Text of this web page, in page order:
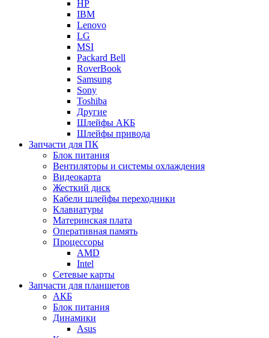
HP
IBM
Lenovo
LG
MSI
Packard Bell
RoverBook
Samsung
Sony
Toshiba
Другие
Шлейфы АКБ
Шлейфы привода
Запчасти для ПК
Блок питания
Вентиляторы и системы охлаждения
Видеокарта
Жесткий диск
Кабели шлейфы переходники
Клавиатуры
Материнская плата
Оперативная память
Процессоры
AMD
Intel
Сетевые карты
Запчасти для планшетов
АКБ
Блок питания
Динамики
Asus